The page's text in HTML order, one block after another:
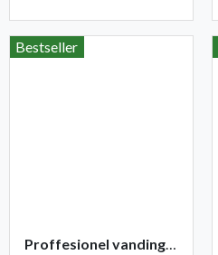
Bestseller
Proffesionel vandingspose 100 liter